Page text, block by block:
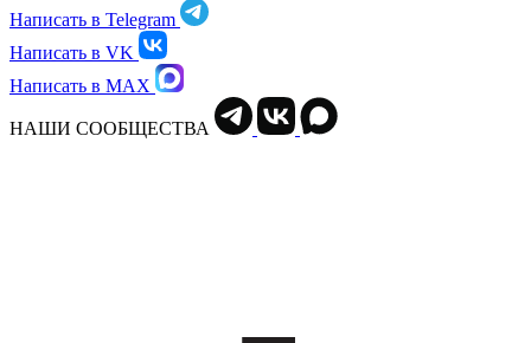
Написать в Telegram
Написать в VK
Написать в MAX
НАШИ СООБЩЕСТВА